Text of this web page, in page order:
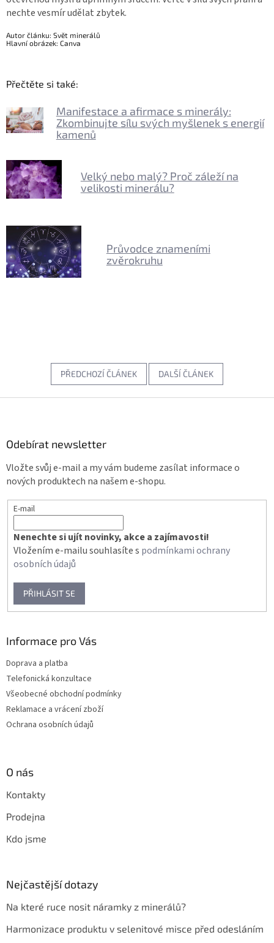
nechte vesmír udělat zbytek.
Autor článku: Svět minerálů
Hlavní obrázek: Canva
Přečtěte si také:
Manifestace a afirmace s minerály:
Zkombinujte sílu svých myšlenek s energií
kamenů
Velký nebo malý? Proč záleží na
velikosti minerálu?
Průvodce znameními
zvěrokruhu
PŘEDCHOZÍ ČLÁNEK DALŠÍ ČLÁNEK
Odebírat newsletter
Vložte svůj e-mail a my vám budeme zasílat informace o
nových produktech na našem e-shopu.
E-mail
Nenechte si ujít novinky, akce a zajímavosti!
Vložením e-mailu souhlasíte s podmínkami ochrany
osobních údajů
PŘIHLÁSIT SE
Informace pro Vás
Doprava a platba
Telefonická konzultace
Všeobecné obchodní podmínky
Reklamace a vrácení zboží
Ochrana osobních údajů
O nás
Kontakty
Prodejna
Kdo jsme
Nejčastější dotazy
Na které ruce nosit náramky z minerálů?
Harmonizace produktu v selenitové misce před odesláním